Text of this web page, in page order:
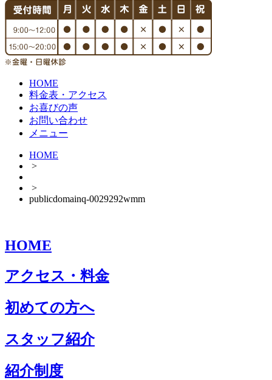
HOME
料金表・アクセス
お喜びの声
お問い合わせ
メニュー
HOME
>
>
publicdomainq-0029292wmm
HOME
アクセス・料金
初めての方へ
スタッフ紹介
紹介制度